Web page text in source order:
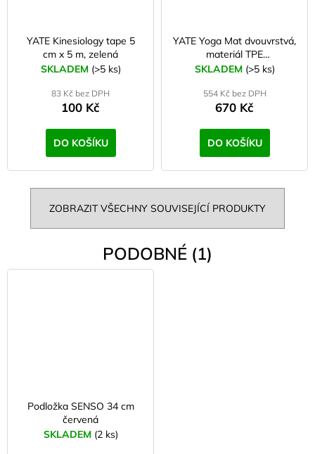
YATE Kinesiology tape 5
cm x 5 m, zelená
SKLADEM (>5 ks)
83 Kč bez DPH
100 Kč
DO KOŠÍKU
YATE Yoga Mat dvouvrstvá,
materiál TPE
sv.zelená/tm.zelená
SKLADEM (>5 ks)
554 Kč bez DPH
670 Kč
DO KOŠÍKU
ZOBRAZIT VŠECHNY SOUVISEJÍCÍ PRODUKTY
PODOBNÉ (1)
Podložka SENSO 34 cm
červená
SKLADEM (2 ks)